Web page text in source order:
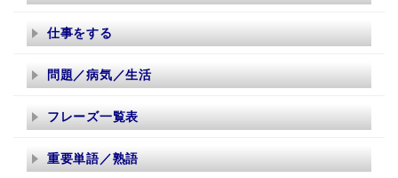
仕事をする
問題／病気／生活
フレーズ一覧表
重要単語／熟語